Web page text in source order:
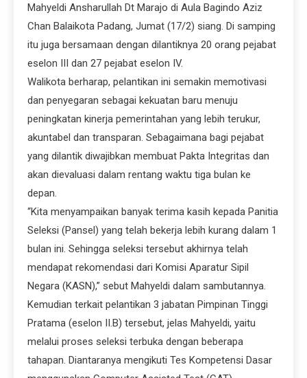
Mahyeldi Ansharullah Dt Marajo di Aula Bagindo Aziz
Chan Balaikota Padang, Jumat (17/2) siang. Di samping
itu juga bersamaan dengan dilantiknya 20 orang pejabat
eselon III dan 27 pejabat eselon IV.
Walikota berharap, pelantikan ini semakin memotivasi
dan penyegaran sebagai kekuatan baru menuju
peningkatan kinerja pemerintahan yang lebih terukur,
akuntabel dan transparan. Sebagaimana bagi pejabat
yang dilantik diwajibkan membuat Pakta Integritas dan
akan dievaluasi dalam rentang waktu tiga bulan ke
depan.
“Kita menyampaikan banyak terima kasih kepada Panitia
Seleksi (Pansel) yang telah bekerja lebih kurang dalam 1
bulan ini. Sehingga seleksi tersebut akhirnya telah
mendapat rekomendasi dari Komisi Aparatur Sipil
Negara (KASN),” sebut Mahyeldi dalam sambutannya.
Kemudian terkait pelantikan 3 jabatan Pimpinan Tinggi
Pratama (eselon II.B) tersebut, jelas Mahyeldi, yaitu
melalui proses seleksi terbuka dengan beberapa
tahapan. Diantaranya mengikuti Tes Kompetensi Dasar